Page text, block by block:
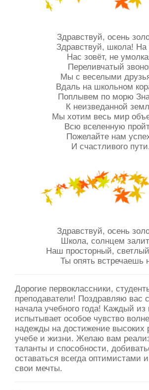
Здравствуй, осень
Здравствуй, школа! На
Нас зовёт, не
Переливчатый
Мы с веселыми
Вдаль на школьном
Поплывем по морю
К неизведанной
Мы хотим весь мир
Всю вселенную
Пожелайте нам
И счастливого
Здравствуй, осень
Школа, солнцем
Наш просторный,
Ты опять встречаешь
Дорогие первоклассники,
преподаватели! Поздравляю вас
начала учебного года! Каждый из
испытывает особое чувство
надежды на достижение высоких
учебе и жизни. Желаю вам
таланты и способности,
оставаться всегда оптимистами
свои мечты.